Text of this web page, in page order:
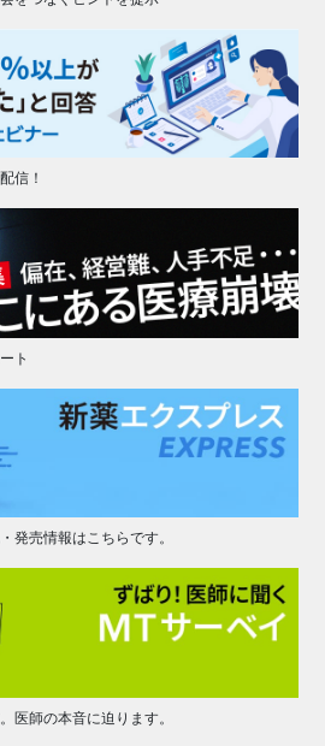
信！
ト
発売情報はこちらです。
医師の本音に迫ります。